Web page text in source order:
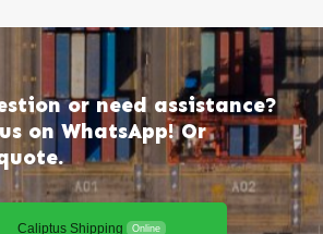
or need assistance?
on WhatsApp! Or
Caliptus Shipping Online